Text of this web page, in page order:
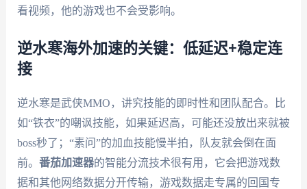
看视频，他的游戏也不会受影响。
逆水寒海外加速的关键：低延迟+稳定连
接
逆水寒是武侠MMO，讲究技能的即时性和团队配合。比
如“铁衣”的嘲讽技能，如果延迟高，可能还没放出来就被
boss秒了；“素问”的加血技能慢半拍，队友就会倒在面
前。 番茄加速器的智能分流技术很有用，它会把游戏数
据和其他网络数据分开传输，游戏数据走专属的回国专